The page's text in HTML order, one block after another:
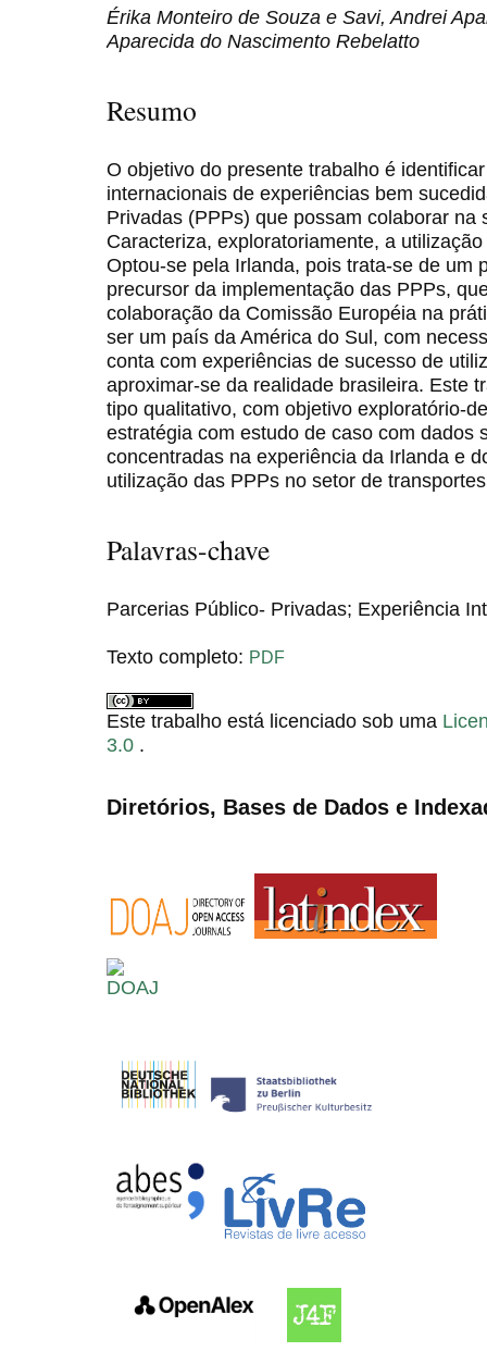
Érika Monteiro de Souza e Savi, Andrei
Aparecida do Nascimento Rebelatto
Resumo
O objetivo do presente trabalho é
internacionais de experiências bem
Privadas (PPPs) que possam colaborar na
Caracteriza, exploratoriamente, a
Optou-se pela Irlanda, pois trata-se de um
precursor da implementação das PPPs,
colaboração da Comissão Européia na
ser um país da América do Sul, com
conta com experiências de sucesso de
aproximar-se da realidade brasileira. Este
tipo qualitativo, com objetivo exploratório-
estratégia com estudo de caso com dados
concentradas na experiência da Irlanda e
utilização das PPPs no setor de
Palavras-chave
Parcerias Público- Privadas; Experiência
Texto completo: PDF
Este trabalho está licenciado sob uma
3.0 .
Diretórios, Bases de Dados e